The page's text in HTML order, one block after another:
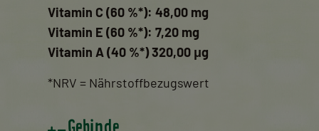
Vitamin C (60 %*): 48,00 mg
Vitamin E (60 %*): 7,20 mg
Vitamin A (40 %*) 320,00 μg
*NRV = Nährstoffbezugswert